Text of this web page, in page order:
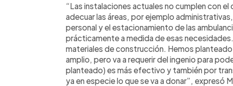
“Las instalaciones actuales no cumplen con
adecuar las áreas, por ejemplo
personal y el estacionamiento de las
prácticamente a medida de esas
materiales de construcción. Hemos
amplio, pero va a requerir del ingenio para
planteado) es más efectivo y también por
ya en especie lo que se va a donar”, expresó